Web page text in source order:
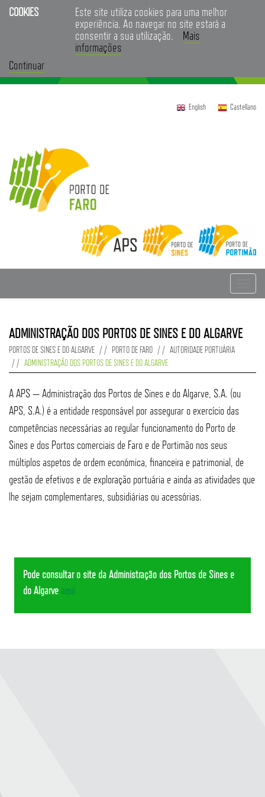
COOKIES
Este site utiliza cookies para uma melhor
experiência. Ao navegar no site estará a
consentir a sua utilização. Mais
informações
Continuar
English Castellano
ADMINISTRAÇÃO DOS PORTOS DE SINES E DO ALGARVE
PORTOS DE SINES E DO ALGARVE PORTO DE FARO
AUTORIDADE PORTUÁRIA
ADMINISTRAÇÃO DOS PORTOS DE SINES E DO ALGARVE
A APS — Administração dos Portos de Sines e do Algarve, S.A. (ou
APS, S.A.) é a entidade responsável por assegurar o exercício das
competências necessárias ao regular funcionamento do Porto de
Sines e dos Portos comerciais de Faro e de Portimão nos seus
múltiplos aspetos de ordem económica, financeira e patrimonial, de
gestão de efetivos e de exploração portuária e ainda as atividades que
lhe sejam complementares, subsidiárias ou acessórias.
Pode consultar o site da Administração dos Portos de Sines e
do Algarve aqui